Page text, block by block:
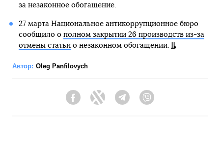
за незаконное обогащение.
27 марта Национальное антикоррупционное бюро
сообщило о полном закрытии 26 производств из-за
отмены статьио незаконном обогащении.
Автор: Oleg Panfilovych
FacebookTwitter Telegram